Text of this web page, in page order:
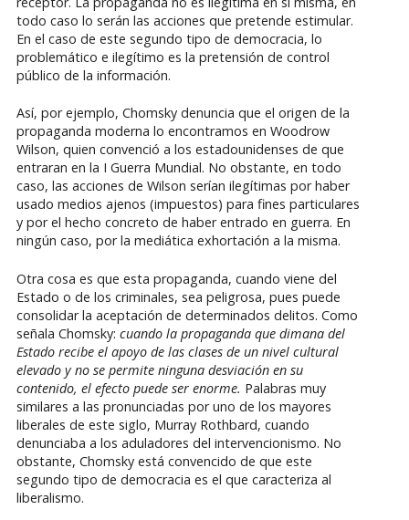
todo caso lo serán las acciones que pretende estimular.
En el caso de este segundo tipo de democracia, lo
problemático e ilegítimo es la pretensión de control
público de la información.
Así, por ejemplo, Chomsky denuncia que el origen de la
propaganda moderna lo encontramos en Woodrow
Wilson, quien convenció a los estadounidenses de que
entraran en la I Guerra Mundial. No obstante, en todo
caso, las acciones de Wilson serían ilegítimas por haber
usado medios ajenos (impuestos) para fines particulares
y por el hecho concreto de haber entrado en guerra. En
ningún caso, por la mediática exhortación a la misma.
Otra cosa es que esta propaganda, cuando viene del
Estado o de los criminales, sea peligrosa, pues puede
consolidar la aceptación de determinados delitos. Como
señala Chomsky: cuando la propaganda que dimana del
Estado recibe el apoyo de las clases de un nivel cultural
elevado y no se permite ninguna desviación en su
contenido, el efecto puede ser enorme. Palabras muy
similares a las pronunciadas por uno de los mayores
liberales de este siglo, Murray Rothbard, cuando
denunciaba a los aduladores del intervencionismo. No
obstante, Chomsky está convencido de que este
segundo tipo de democracia es el que caracteriza al
liberalismo.